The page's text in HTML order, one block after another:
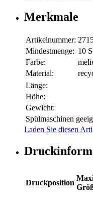
Merkmale
Artikelnummer:
Mindestmenge: 10
Farbe:
Material:
Länge:
Höhe:
Gewicht:
Spülmaschinen
Laden Sie diesen
Druckposition